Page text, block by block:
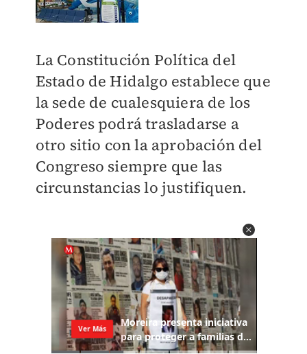
La Constitución Política del
Estado de Hidalgo establece que
la sede de cualesquiera de los
Poderes podrá trasladarse a
otro sitio con la aprobación del
Congreso siempre que las
circunstancias lo justifiquen.